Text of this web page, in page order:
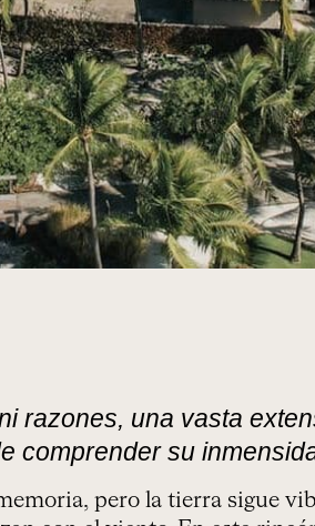
razones, una vasta
comprender su
pero la tierra sigue